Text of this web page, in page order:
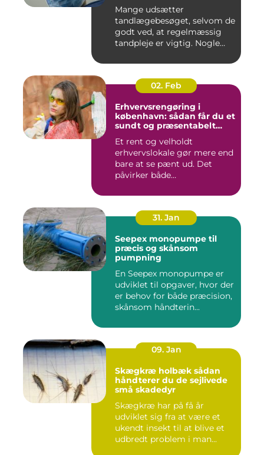
Mange udsætter
tandlægebesøget, selvom de
godt ved, at regelmæssig
tandpleje er vigtig. Nogle
02. Feb
Erhvervsrengøring i
københavn: sådan får du et
sundt og præsentabelt
Et rent og velholdt
erhvervslokale gør mere end
bare at se pænt ud. Det
påvirker både
31. Jan
Seepex monopumpe til
præcis og skånsom
pumpning
En Seepex monopumpe er
udviklet til opgaver, hvor der
er behov for både præcision,
skånsom håndterin...
09. Jan
Skægkræ holbæk sådan
håndterer du de sejlivede
små skadedyr
Skægkræ har på få år
udviklet sig fra at være et
ukendt insekt til at blive et
udbredt problem i man...